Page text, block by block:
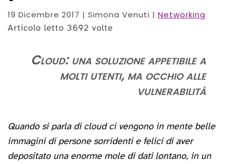
19 Dicembre 2017 | Simona Venuti | Networking
Articolo letto 3692 volte
Cloud: una soluzione appetibile a
molti utenti, ma occhio alle
vulnerabilità
Quando si parla di cloud ci vengono in mente belle
immagini di persone sorridenti e felici di aver
depositato una enorme mole di dati lontano, in un